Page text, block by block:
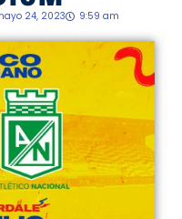
24, 2023 9:59 am